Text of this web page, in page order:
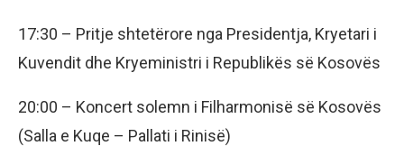
17:30 – Pritje shtetërore nga Presidentja, Kryetari i
Kuvendit dhe Kryeministri i Republikës së Kosovës
20:00 – Koncert solemn i Filharmonisë së Kosovës
(Salla e Kuqe – Pallati i Rinisë)